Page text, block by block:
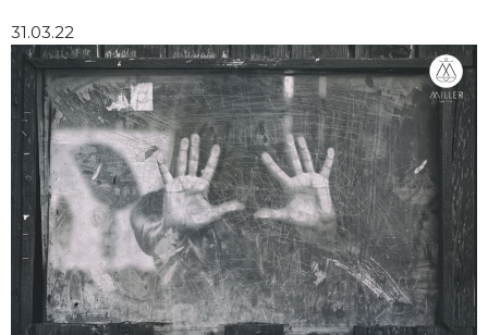
31.03.22